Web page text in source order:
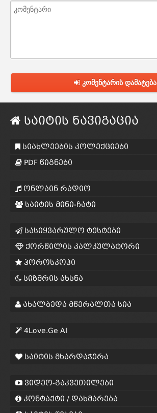
კომენტარის დამატება
საიტის ნავიგაცია
სიახლეების კოლექციები
PDF წიგნები
ონლაინ რადიო
საიტის მინი-ჩატი
სასიყვარულო ტესტები
ქორწილის კალკულატორი
ჰოროსკოპი
სიზმრის ახსნა
ახალბედა მწერალთა სია
4Love.Ge AI
საიტის მხარდაჭერა
ვიდეო-გაკვეთილები
კონტაქტი / დახმარება